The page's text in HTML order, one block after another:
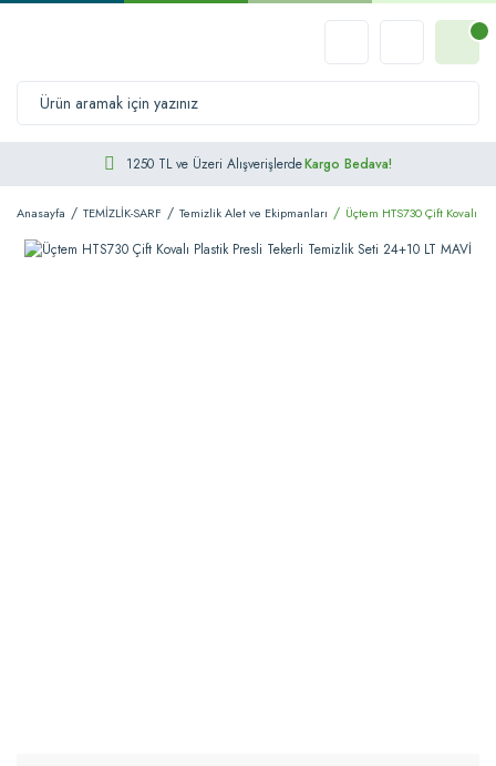
1250 TL ve Üzeri AlışverişlerdeKargo Bedava!
Anasayfa TEMİZLİK-SARF Temizlik Alet ve Ekipmanları Üçtem HTS730 Çift Kovalı